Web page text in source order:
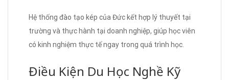
Hệ thống đào tạo kép của Đức kết hợp lý thuyết tại
trường và thực hành tại doanh nghiệp, giúp học viên
có kinh nghiệm thực tế ngay trong quá trình học.
Điều Kiện Du Học Nghề Kỹ